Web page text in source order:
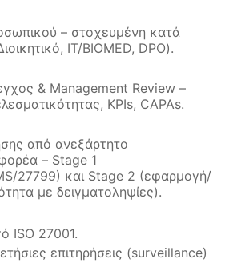
– στοχευμένη κατά
IT/BIOMED, DPO).
& Management Review –
KPIs, CAPAs.
από ανεξάρτητο
– Stage 1
27799) και Stage 2 (εφαρμογή/
με δειγματοληψίες).
ISO 27001.
επιτηρήσεις (surveillance)